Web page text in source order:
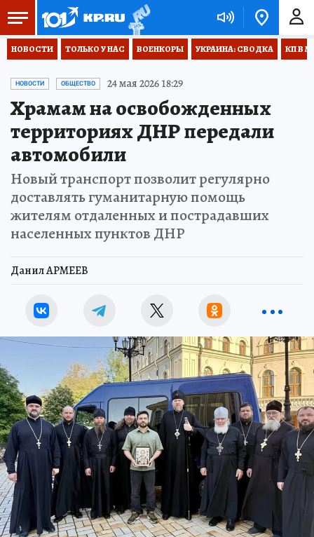
НОВОСТИ ТОЛЬКО У НАС ВОЕНКОРЫ УКРАИНА: СВОДКА КП В
НОВОСТИ ОБЩЕСТВО 24 мая 2026 18:29
Храмам на освобожденных
территориях ДНР передали
автомобили
Новый транспорт позволит регулярно
доставлять гуманитарную помощь
жителям отдаленных и пострадавших
населенных пунктов ДНР
Данил АРМЕЕВ